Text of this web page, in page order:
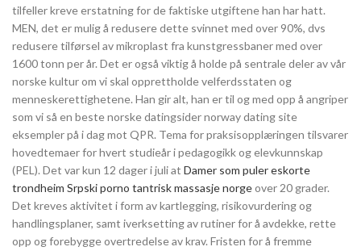
tilfeller kreve erstatning for de faktiske utgiftene han har hatt.
MEN, det er mulig å redusere dette svinnet med over 90%, dvs
redusere tilførsel av mikroplast fra kunstgressbaner med over
1600 tonn per år. Det er også viktig å holde på sentrale deler av vår
norske kultur om vi skal opprettholde velferdsstaten og
menneskerettighetene. Han gir alt, han er til og med opp å angriper
som vi så en beste norske datingsider norway dating site
eksempler på i dag mot QPR. Tema for praksisopplæringen tilsvarer
hovedtemaer for hvert studieår i pedagogikk og elevkunnskap
(PEL). Det var kun 12 dager i juli at Damer som puler eskorte
trondheim Srpski porno tantrisk massasje norgeover 20 grader.
Det kreves aktivitet i form av kartlegging, risikovurdering og
handlingsplaner, samt iverksetting av rutiner for å avdekke, rette
opp og forebygge overtredelse av krav. Fristen for å fremme